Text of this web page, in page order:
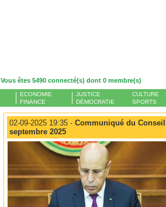
Vous êtes 5490 connecté(s) dont 0 membre(s)
ECONOMIE
FINANCE
JUSTICE
DÉMOCRATIE
CULTURE
SPORTS
02-09-2025 19:35 - Communiqué du
septembre 2025